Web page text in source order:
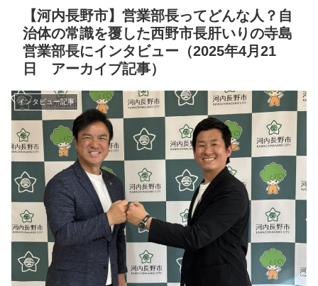
【河内長野市】営業部長ってどんな人？自
治体の常識を覆した西野市長肝いりの寺島
営業部長にインタビュー（2025年4月21
日 アーカイブ記事）
インタビュー記事